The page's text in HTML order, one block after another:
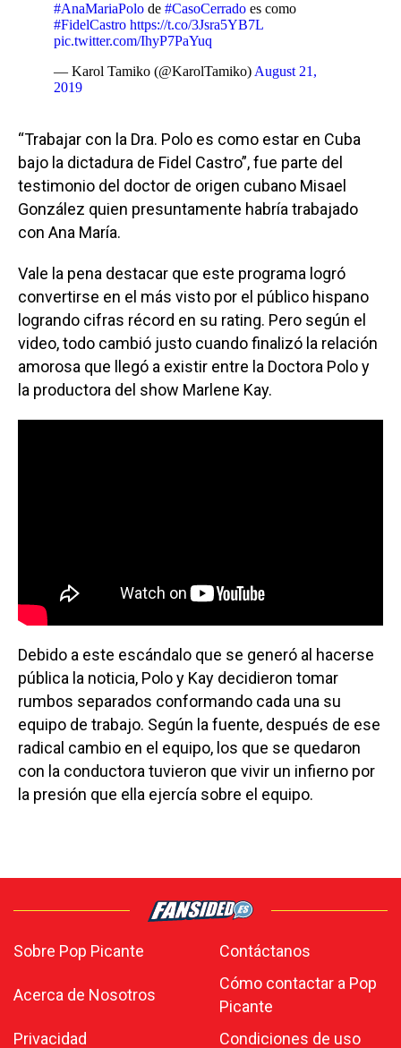
#AnaMariaPolo de #CasoCerrado es como
#FidelCastro https://t.co/3Jsra5YB7L
pic.twitter.com/IhyP7PaYuq
— Karol Tamiko (@KarolTamiko) August 21,
2019
“Trabajar con la Dra. Polo es como estar en Cuba
bajo la dictadura de Fidel Castro”, fue parte del
testimonio del doctor de origen cubano Misael
González quien presuntamente habría trabajado
con Ana María.
Vale la pena destacar que este programa logró
convertirse en el más visto por el público hispano
logrando cifras récord en su rating. Pero según el
video, todo cambió justo cuando finalizó la relación
amorosa que llegó a existir entre la Doctora Polo y
la productora del show Marlene Kay.
Debido a este escándalo que se generó al hacerse
pública la noticia, Polo y Kay decidieron tomar
rumbos separados conformando cada una su
equipo de trabajo. Según la fuente, después de ese
radical cambio en el equipo, los que se quedaron
con la conductora tuvieron que vivir un infierno por
la presión que ella ejercía sobre el equipo.
Sobre Pop Picante Contáctanos
Acerca de Nosotros
Cómo contactar a Pop
Picante
Privacidad
Condiciones de uso